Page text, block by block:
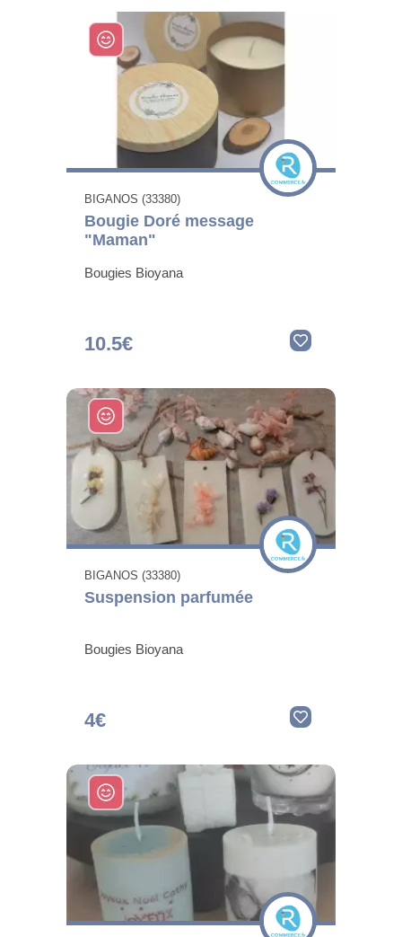
BIGANOS (33380)
Bougie Doré message
"Maman"
Bougies Bioyana
10.5€
BIGANOS (33380)
Suspension parfumée
Bougies Bioyana
4€